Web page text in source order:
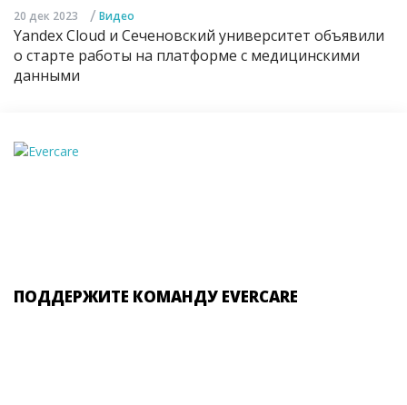
20 дек 2023 / Видео
Yandex Cloud и Сеченовский университет объявили
о старте работы на платформе с медицинскими
данными
ПОДДЕРЖИТЕ КОМАНДУ EVERCARE